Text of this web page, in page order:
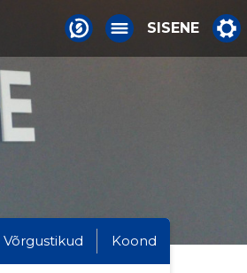
SISENE
Võrgustikud Koond